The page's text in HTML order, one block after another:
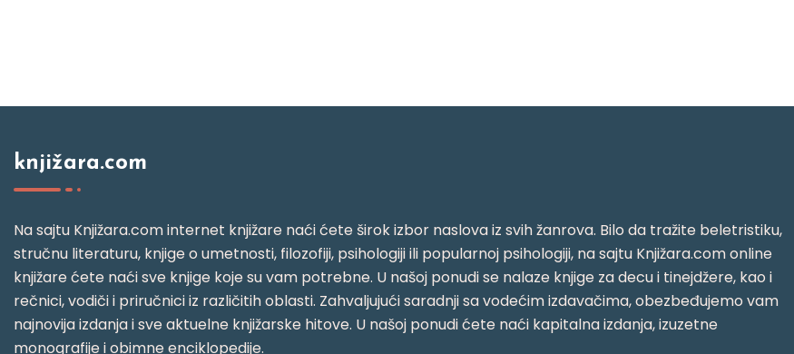
knjižara.com
Na sajtu Knjižara.com internet knjižare naći ćete širok izbor naslova iz svih žanrova. Bilo da tražite beletristiku,
stručnu literaturu, knjige o umetnosti, filozofiji, psihologiji ili popularnoj psihologiji, na sajtu Knjižara.com online
knjižare ćete naći sve knjige koje su vam potrebne. U našoj ponudi se nalaze knjige za decu i tinejdžere, kao i
rečnici, vodiči i priručnici iz različitih oblasti. Zahvaljujući saradnji sa vodećim izdavačima, obezbeđujemo vam
najnovija izdanja i sve aktuelne knjižarske hitove. U našoj ponudi ćete naći kapitalna izdanja, izuzetne
monografije i obimne enciklopedije.